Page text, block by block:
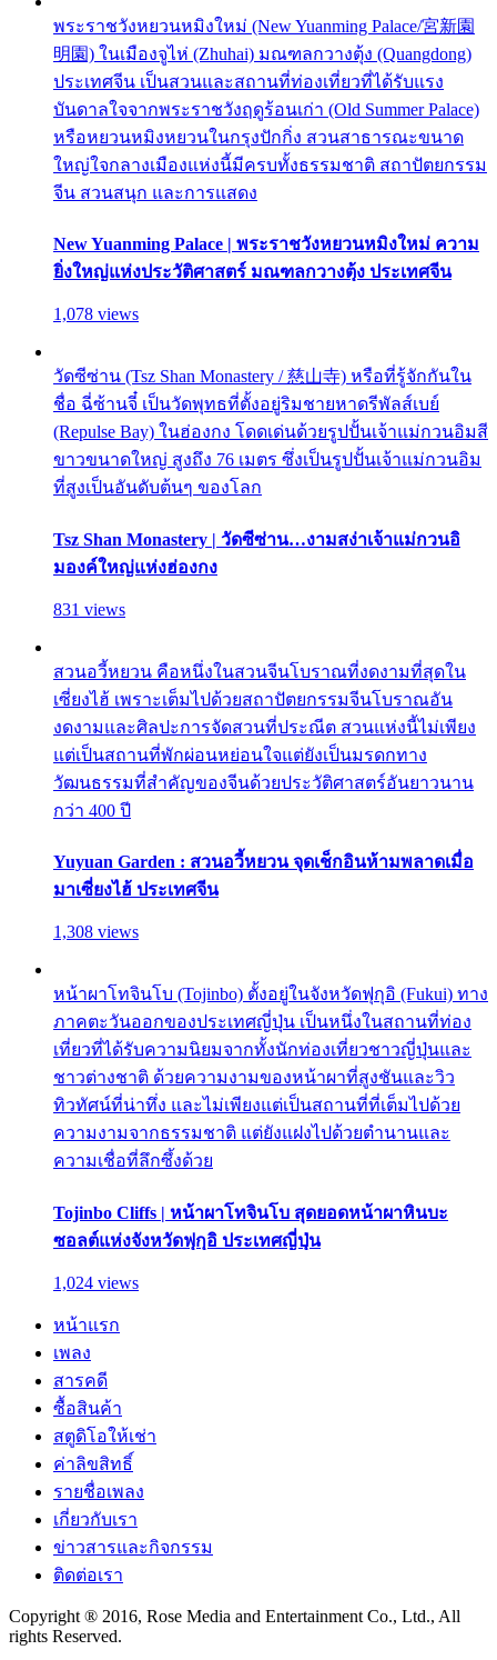
พระราชวังหยวนหมิงใหม่ (New Yuanming Palace/宮新園
明園) ในเมืองจูไห่ (Zhuhai) มณฑลกวางตุ้ง (Quangdong)
ประเทศจีน เป็นสวนและสถานที่ท่องเที่ยวที่ได้รับแรง
บันดาลใจจากพระราชวังฤดูร้อนเก่า (Old Summer Palace)
หรือหยวนหมิงหยวนในกรุงปักกิ่ง สวนสาธารณะขนาด
ใหญ่ใจกลางเมืองแห่งนี้มีครบทั้งธรรมชาติ สถาปัตยกรรม
จีน สวนสนุก และการแสดง
New Yuanming Palace | พระราชวังหยวนหมิงใหม่ ความ
ยิ่งใหญ่แห่งประวัติศาสตร์ มณฑลกวางตุ้ง ประเทศจีน
1,078 views
วัดซีซ่าน (Tsz Shan Monastery / 慈山寺) หรือที่รู้จักกันใน
ชื่อ ฉี่ซ้านจี๋ เป็นวัดพุทธที่ตั้งอยู่ริมชายหาดรีพัลส์เบย์
(Repulse Bay) ในฮ่องกง โดดเด่นด้วยรูปปั้นเจ้าแม่กวนอิมสี
ขาวขนาดใหญ่ สูงถึง 76 เมตร ซึ่งเป็นรูปปั้นเจ้าแม่กวนอิม
ที่สูงเป็นอันดับต้นๆ ของโลก
Tsz Shan Monastery | วัดซีซ่าน…งามสง่าเจ้าแม่กวนอิ
มองค์ใหญ่แห่งฮ่องกง
831 views
สวนอวี้หยวน คือหนึ่งในสวนจีนโบราณที่งดงามที่สุดใน
เซี่ยงไฮ้ เพราะเต็มไปด้วยสถาปัตยกรรมจีนโบราณอัน
งดงามและศิลปะการจัดสวนที่ประณีต สวนแห่งนี้ไม่เพียง
แต่เป็นสถานที่พักผ่อนหย่อนใจแต่ยังเป็นมรดกทาง
วัฒนธรรมที่สำคัญของจีนด้วยประวัติศาสตร์อันยาวนาน
กว่า 400 ปี
Yuyuan Garden : สวนอวี้หยวน จุดเช็กอินห้ามพลาดเมื่อ
มาเซี่ยงไฮ้ ประเทศจีน
1,308 views
หน้าผาโทจินโบ (Tojinbo) ตั้งอยู่ในจังหวัดฟุกุอิ (Fukui) ทาง
ภาคตะวันออกของประเทศญี่ปุ่น เป็นหนึ่งในสถานที่ท่อง
เที่ยวที่ได้รับความนิยมจากทั้งนักท่องเที่ยวชาวญี่ปุ่นและ
ชาวต่างชาติ ด้วยความงามของหน้าผาที่สูงชันและวิว
ทิวทัศน์ที่น่าทึ่ง และไม่เพียงแต่เป็นสถานที่ที่เต็มไปด้วย
ความงามจากธรรมชาติ แต่ยังแฝงไปด้วยตำนานและ
ความเชื่อที่ลึกซึ้งด้วย
Tojinbo Cliffs | หน้าผาโทจินโบ สุดยอดหน้าผาหินบะ
ซอลต์แห่งจังหวัดฟุกุอิ ประเทศญี่ปุ่น
1,024 views
หน้าแรก
เพลง
สารคดี
ซื้อสินค้า
สตูดิโอให้เช่า
ค่าลิขสิทธิ์
รายชื่อเพลง
เกี่ยวกับเรา
ข่าวสารและกิจกรรม
ติดต่อเรา
Copyright ® 2016, Rose Media and Entertainment Co., Ltd., All
rights Reserved.